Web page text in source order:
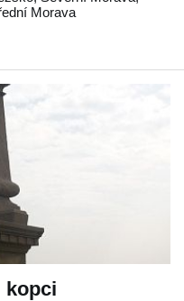
Morava
kopci